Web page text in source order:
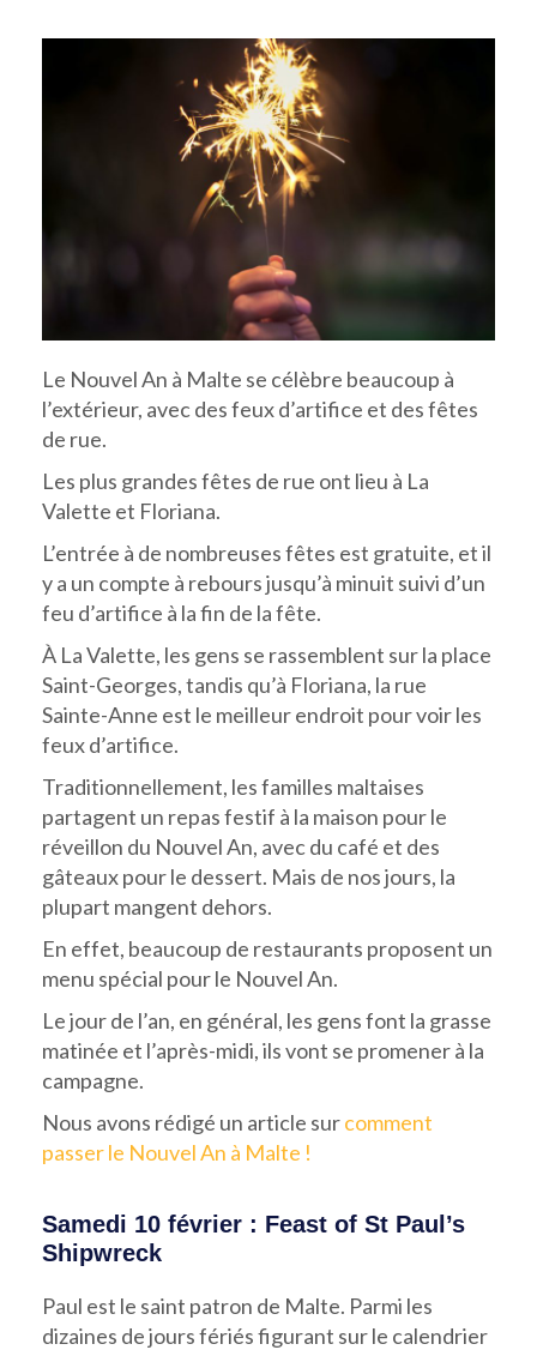
Le Nouvel An à Malte se célèbre beaucoup à
l’extérieur, avec des feux d’artifice et des fêtes
de rue.
Les plus grandes fêtes de rue ont lieu à La
Valette et Floriana.
L’entrée à de nombreuses fêtes est gratuite, et il
y a un compte à rebours jusqu’à minuit suivi d’un
feu d’artifice à la fin de la fête.
À La Valette, les gens se rassemblent sur la place
Saint-Georges, tandis qu’à Floriana, la rue
Sainte-Anne est le meilleur endroit pour voir les
feux d’artifice.
Traditionnellement, les familles maltaises
partagent un repas festif à la maison pour le
réveillon du Nouvel An, avec du café et des
gâteaux pour le dessert. Mais de nos jours, la
plupart mangent dehors.
En effet, beaucoup de restaurants proposent un
menu spécial pour le Nouvel An.
Le jour de l’an, en général, les gens font la grasse
matinée et l’après-midi, ils vont se promener à la
campagne.
Nous avons rédigé un article surcomment
passer le Nouvel An à Malte !
Samedi 10 février : Feast of St Paul’s
Shipwreck
Paul est le saint patron de Malte. Parmi les
dizaines de jours fériés figurant sur le calendrier